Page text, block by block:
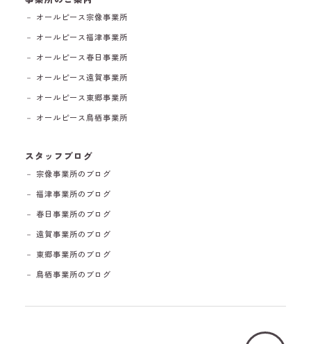
－ オールピース宗像事業所
－ オールピース福津事業所
－ オールピース春日事業所
－ オールピース遠賀事業所
－ オールピース東郷事業所
－ オールピース鳥栖事業所
スタッフブログ
－ 宗像事業所のブログ
－ 福津事業所のブログ
－ 春日事業所のブログ
－ 遠賀事業所のブログ
－ 東郷事業所のブログ
－ 鳥栖事業所のブログ